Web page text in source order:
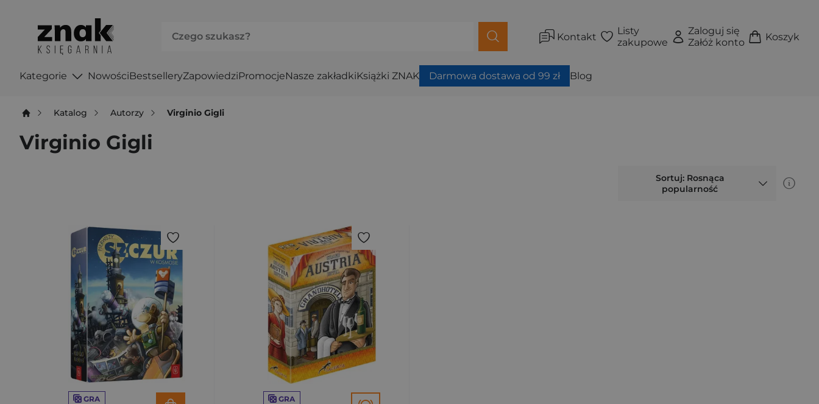
Kontakt
Listy
zakupowe
Zaloguj się
Załóż konto
Koszyk
Kategorie NowościBestselleryZapowiedziPromocjeNasze zakładkiKsiążki ZNAK Darmowa dostawa od 99 zł Blog
Katalog Autorzy Virginio Gigli
Virginio Gigli
Sortuj: Rosnąca
popularność
GRA GRA